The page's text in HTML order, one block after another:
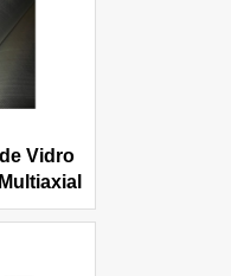
Vidro